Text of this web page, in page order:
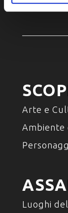
Arte e
Ambiente
Luoghi